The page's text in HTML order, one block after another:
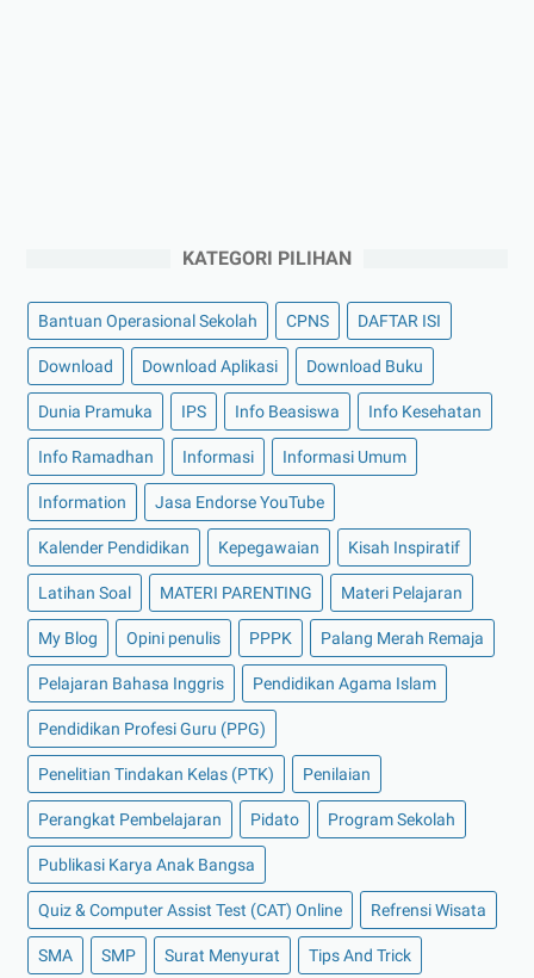
KATEGORI PILIHAN
Bantuan Operasional Sekolah CPNS DAFTAR ISI
Download Download Aplikasi Download Buku
Dunia Pramuka IPS Info Beasiswa Info Kesehatan
Info Ramadhan Informasi Informasi Umum
Information Jasa Endorse YouTube
Kalender Pendidikan Kepegawaian Kisah Inspiratif
Latihan Soal MATERI PARENTING Materi Pelajaran
My Blog Opini penulis PPPK Palang Merah Remaja
Pelajaran Bahasa Inggris Pendidikan Agama Islam
Pendidikan Profesi Guru (PPG)
Penelitian Tindakan Kelas (PTK) Penilaian
Perangkat Pembelajaran Pidato Program Sekolah
Publikasi Karya Anak Bangsa
Quiz & Computer Assist Test (CAT) Online Refrensi Wisata
SMA SMP Surat Menyurat Tips And Trick